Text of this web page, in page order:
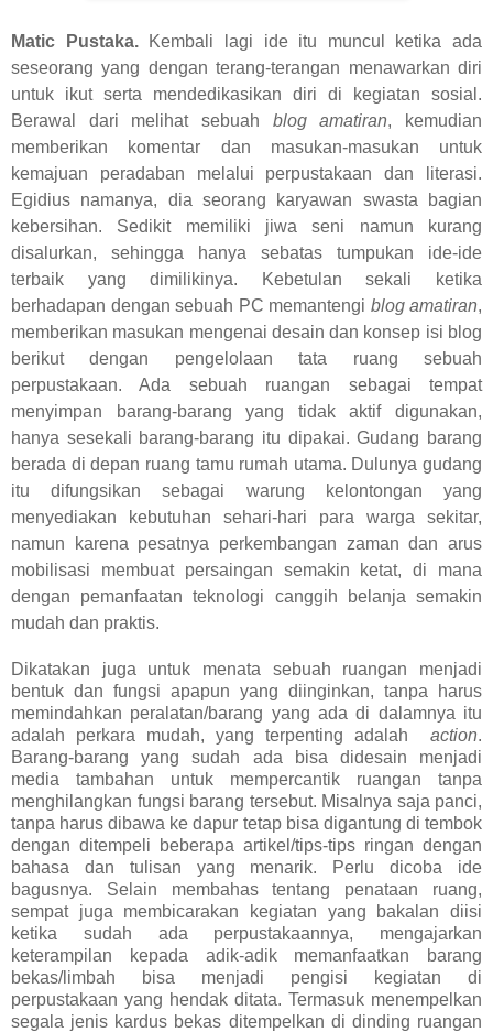
Matic Pustaka.Kembali lagi ide itu muncul ketika ada
seseorang yang dengan terang-terangan menawarkan diri
untuk ikut serta mendedikasikan diri di kegiatan sosial.
Berawal dari melihat sebuah blog amatiran, kemudian
memberikan komentar dan masukan-masukan untuk
kemajuan peradaban melalui perpustakaan dan literasi.
Egidius namanya, dia seorang karyawan swasta bagian
kebersihan. Sedikit memiliki jiwa seni namun kurang
disalurkan, sehingga hanya sebatas tumpukan ide-ide
terbaik yang dimilikinya. Kebetulan sekali ketika
berhadapan dengan sebuah PC memantengi blog amatiran,
memberikan masukan mengenai desain dan konsep isi blog
berikut dengan pengelolaan tata ruang sebuah
perpustakaan. Ada sebuah ruangan sebagai tempat
menyimpan barang-barang yang tidak aktif digunakan,
hanya sesekali barang-barang itu dipakai. Gudang barang
berada di depan ruang tamu rumah utama. Dulunya gudang
itu difungsikan sebagai warung kelontongan yang
menyediakan kebutuhan sehari-hari para warga sekitar,
namun karena pesatnya perkembangan zaman dan arus
mobilisasi membuat persaingan semakin ketat, di mana
dengan pemanfaatan teknologi canggih belanja semakin
mudah dan praktis.
Dikatakan juga untuk menata sebuah ruangan menjadi
bentuk dan fungsi apapun yang diinginkan, tanpa harus
memindahkan peralatan/barang yang ada di dalamnya itu
adalah perkara mudah, yang terpenting adalah
action.
Barang-barang yang sudah ada bisa didesain menjadi
media tambahan untuk mempercantik ruangan tanpa
menghilangkan fungsi barang tersebut. Misalnya saja panci,
tanpa harus dibawa ke dapur tetap bisa digantung di tembok
dengan ditempeli beberapa artikel/tips-tips ringan dengan
bahasa dan tulisan yang menarik. Perlu dicoba ide
bagusnya. Selain membahas tentang penataan ruang,
sempat juga membicarakan kegiatan yang bakalan diisi
ketika sudah ada perpustakaannya, mengajarkan
keterampilan kepada adik-adik memanfaatkan barang
bekas/limbah bisa menjadi pengisi kegiatan di
perpustakaan yang hendak ditata. Termasuk menempelkan
segala jenis kardus bekas ditempelkan di dinding ruangan